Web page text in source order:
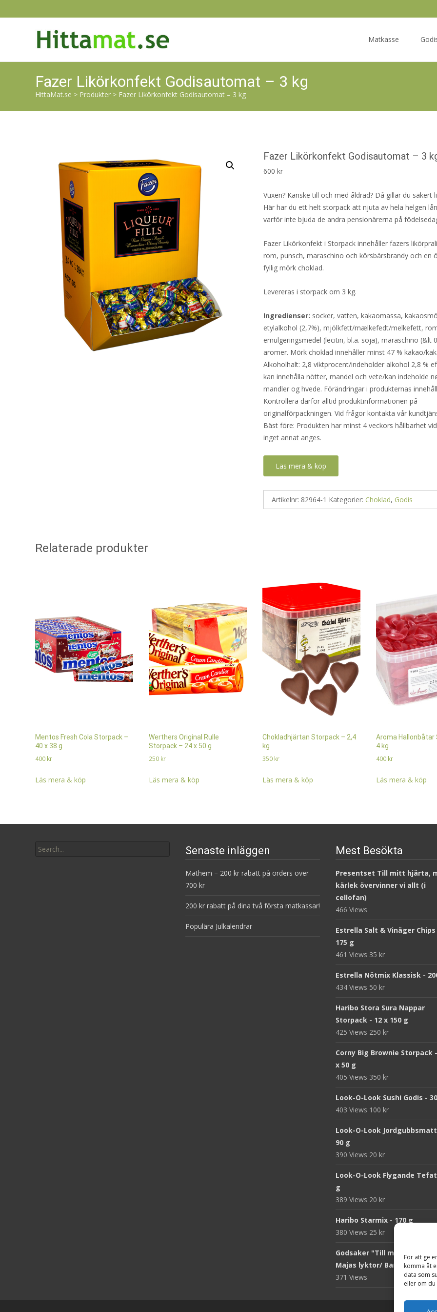
För att ge
komma åt
data som
eller om
Matkasse
Fazer Likörkonfekt Godisautomat – 3 kg
HittaMat.se > Produkter > Fazer Likörkonfekt Godisautomat – 3 kg
Fazer Likörkonfekt Godisautomat – 3
600 kr
Vuxen? Kanske till och med åldrad? Då gillar du säkert
Här har du ett helt storpack att njuta av hela helgen
varför inte bjuda de andra pensionärerna på
Fazer Likörkonfekt i Storpack innehåller fazers
rom, punsch, maraschino och körsbärsbrandy och en
fyllig mörk choklad.
Levereras i storpack om 3 kg.
Ingredienser: socker, vatten, kakaomassa,
etylalkohol (2,7%), mjölkfett/mælkefedt/melkefett,
emulgeringsmedel (lecitin, bl.a. soja), maraschino (&lt
aromer. Mörk choklad innehåller minst 47 % kakao/
Alkoholhalt: 2,8 viktprocent/indeholder alkohol 2,8 %
kan innehålla nötter, mandel och vete/kan indeholde
mandler og hvede. Förändringar i produkternas
Kontrollera därför alltid produktinformationen på
originalförpackningen. Vid frågor kontakta vår
Bäst före: Produkten har minst 4 veckors hållbarhet
inget annat anges.
Läs mera & köp
Artikelnr: 82964-1 Kategorier: Choklad, Godis
Relaterade produkter
Mentos Fresh Cola Storpack –
40 x 38 g
400 kr
Läs mera & köp
Werthers Original Rulle
Storpack – 24 x 50 g
250 kr
Läs mera & köp
Chokladhjärtan Storpack – 2,4
kg
350 kr
Läs mera & köp
Aroma Hallonbåtar
4 kg
400 kr
Läs mera & köp
for:
Senaste inläggen
Mathem – 200 kr rabatt på orders över
700 kr
200 kr rabatt på dina två första matkassar!
Populära Julkalendrar
Mest Besökta
Presentset Till mitt hjärta,
kärlek övervinner vi allt (i
cellofan)
466 Views
Estrella Salt & Vinäger Chips
175 g
461 Views 35 kr
Estrella Nötmix Klassisk -
434 Views 50 kr
Haribo Stora Sura Nappar
Storpack - 12 x 150 g
425 Views 250 kr
Corny Big Brownie Storpack
x 50 g
405 Views 350 kr
Look-O-Look Sushi Godis -
403 Views 100 kr
Look-O-Look
90 g
390 Views 20 kr
Look-O-Look Flygande
g
389 Views 20 kr
Haribo Starmix - 170 g
380 Views 25 kr
Godsaker "Till mitt hjärta" -
Majas lyktor/
371 Views